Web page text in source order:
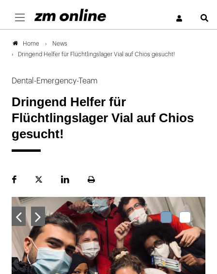
Home
News
Dringend Helfer für Flüchtlingslager Vial auf Chios gesucht!
Dental-Emergency-Team
Dringend Helfer für
Flüchtlingslager Vial auf Chios
gesucht!
FacebookPlattformLinekdInSeite